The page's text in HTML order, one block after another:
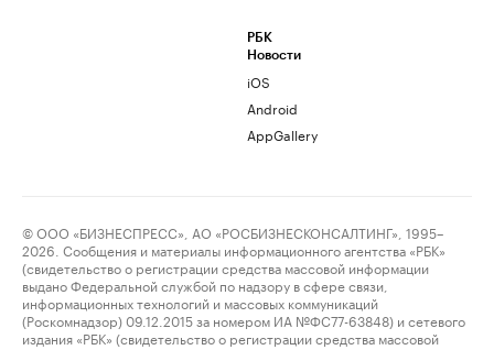
РБК
Новости
iOS
Android
AppGallery
© ООО «БИЗНЕСПРЕСС», АО «РОСБИЗНЕСКОНСАЛТИНГ», 1995–
2026. Сообщения и материалы информационного агентства «РБК»
(свидетельство о регистрации средства массовой информации
выдано Федеральной службой по надзору в сфере связи,
информационных технологий и массовых коммуникаций
(Роскомнадзор) 09.12.2015 за номером ИА №ФС77-63848) и сетевого
издания «РБК» (свидетельство о регистрации средства массовой